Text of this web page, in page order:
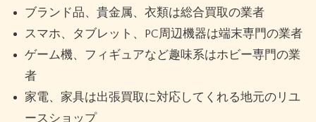
ブランド品、貴金属、衣類は総合買取の業者
スマホ、タブレット、PC周辺機器は端末専門の業者
ゲーム機、フィギュアなど趣味系はホビー専門の業
者
家電、家具は出張買取に対応してくれる地元のリユ
ースショップ